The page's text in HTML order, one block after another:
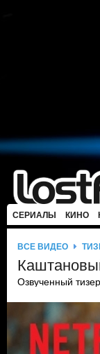
СЕРИАЛЫ КИНО
ВСЕ ВИДЕО
Озвученный